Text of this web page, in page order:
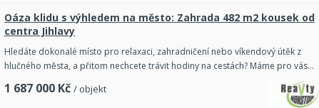
Oáza klidu s výhledem na město: Zahrada 482 m2 kousek od
centra Jihlavy
Hledáte dokonalé místo pro relaxaci, zahradničení nebo víkendový útěk z
hlučného města, a přitom nechcete trávit hodiny na cestách? Máme pro vás…
1 687 000 Kč / objekt